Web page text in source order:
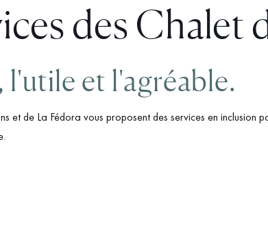
des Chalet
l'utile et l'agréable.
et de La Fédora vous proposent des services en inclusion